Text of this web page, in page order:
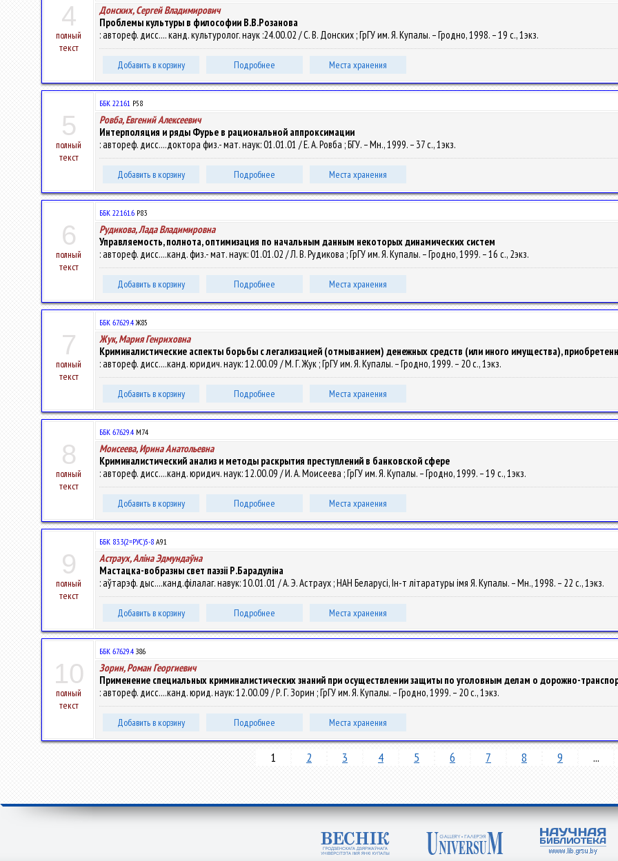
4
полный
текст
Донских, Сергей Владимирович
Проблемы культуры в философии В.В.Розанова
: автореф. дисс.... канд. культуролог. наук :24.00.02 / С. В. Донских ; ГрГУ им. Я. Купалы. – Гродно, 1998. – 19 с., 1экз.
Добавить в корзину Подробнее Места хранения
5
полный
текст
ББК 22.161 Р58
Ровба, Евгений Алексеевич
Интерполяция и ряды Фурье в рациональной аппроксимации
: автореф. дисс....доктора физ.- мат. наук: 01.01.01 / Е. А. Ровба ; БГУ. – Мн., 1999. – 37 с., 1экз.
Добавить в корзину Подробнее Места хранения
6
полный
текст
ББК 22.161.6 Р83
Рудикова, Лада Владимировна
Управляемость, полнота, оптимизация по начальным данным некоторых динамических систем
: автореф. дисс....канд. физ.- мат. наук: 01.01.02 / Л. В. Рудикова ; ГрГУ им. Я. Купалы. – Гродно, 1999. – 16 с., 2экз.
Добавить в корзину Подробнее Места хранения
7
полный
текст
ББК 67.629.4Ж85
Жук, Мария Генриховна
Криминалистические аспекты борьбы с легализацией (отмыванием) денежных средств (или иного имущества),
: автореф. дисс....канд. юридич. наук: 12.00.09 / М. Г. Жук ; ГрГУ им. Я. Купалы. – Гродно, 1999. – 20 с., 1экз.
Добавить в корзину Подробнее Места хранения
8
полный
текст
ББК 67.629.4 М74
Моисеева, Ирина Анатольевна
Криминалистический анализ и методы раскрытия преступлений в банковской сфере
: автореф. дисс....канд. юридич. наук: 12.00.09 / И. А. Моисеева ; ГрГУ им. Я. Купалы. – Гродно, 1999. – 19 с., 1экз.
Добавить в корзину Подробнее Места хранения
9
полный
текст
ББК 83.3(2=РУС)5-8 А91
Астраух, Алiна Эдмундаўна
Мастацка-вобразны свет паэзii Р.Барадулiна
: аўтарэф. дыс....канд.фiлалаг. навук: 10.01.01 / А. Э. Астраух ; НАН Беларусі, Ін-т літаратуры імя Я. Купалы. – Мн., 1998. – 22 с., 1экз.
Добавить в корзину Подробнее Места хранения
10
полный
текст
ББК 67.629.4 З86
Зорин, Роман Георгиевич
Применение специальных криминалистических знаний при осуществлении защиты по уголовным делам о дорожно-
: автореф. дисс....канд. юрид. наук: 12.00.09 / Р. Г. Зорин ; ГрГУ им. Я. Купалы. – Гродно, 1999. – 20 с., 1экз.
Добавить в корзину Подробнее Места хранения
1 2 3 4 5 6 7 8 9 ...